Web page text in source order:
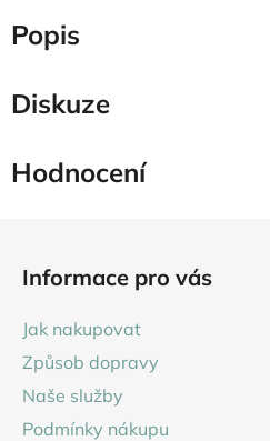
Popis
Diskuze
Hodnocení
Informace pro vás
Jak nakupovat
Způsob dopravy
Naše služby
Podmínky nákupu